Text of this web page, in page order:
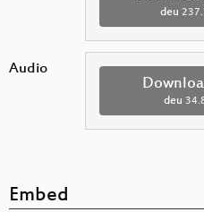
deu
Audio
deu
Embed